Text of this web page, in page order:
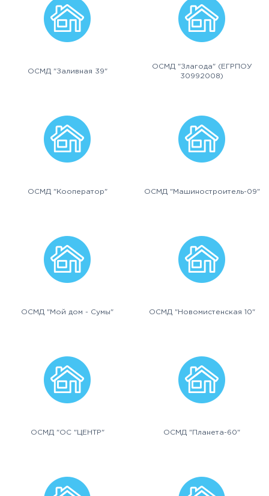
ОСМД "Заливная 39"
ОСМД "Злагода" (ЕГРПОУ
30992008)
ОСМД "Кооператор" ОСМД "Машиностроитель-09"
ОСМД "Мой дом - Сумы" ОСМД "Новомистенская 10"
ОСМД "ОС "ЦЕНТР" ОСМД "Планета-60"